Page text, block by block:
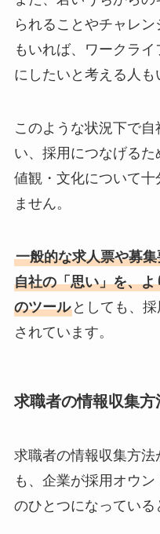
られることやチャレ
もいれば、ワークラ
にしたいと考える人も
このような状況下で
い、採用につなげる
値観・文化について
ません。
一般的な求人票や募
自社の「思い」を、
のツールとしても、
されています。
求職者の情報収集
求職者の情報収集方法
も、企業が採用オウ
のひとつになっている